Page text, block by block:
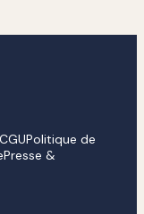
CGUPolitique de
Presse &